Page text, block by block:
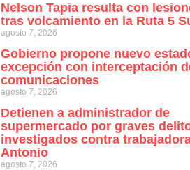
Nelson Tapia resulta con
tras volcamiento en la Ruta 5
agosto 7, 2026
Gobierno propone nuevo
excepción con interceptación
comunicaciones
agosto 7, 2026
Detienen a administrador de
supermercado por graves
investigados contra
Antonio
agosto 7, 2026